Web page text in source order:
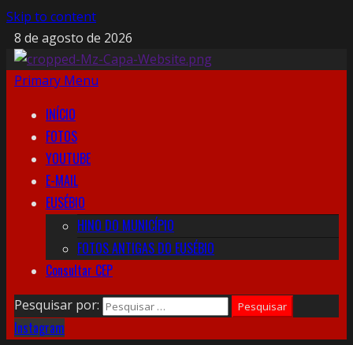
Skip to content
8 de agosto de 2026
Primary Menu
INÍCIO
FOTOS
YOUTUBE
E-MAIL
EUSÉBIO
HINO DO MUNICÍPIO
FOTOS ANTIGAS DO EUSÉBIO
Consultar CEP
Pesquisar por:
Instagram